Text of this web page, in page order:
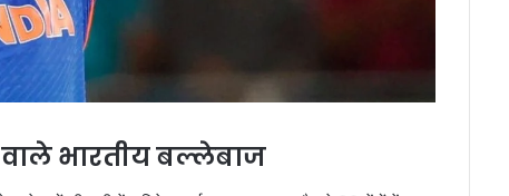
भारतीय बल्लेबाज